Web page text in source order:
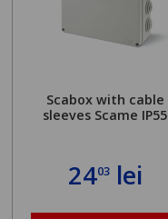
Scabox with cable
sleeves Scame IP55
2403lei